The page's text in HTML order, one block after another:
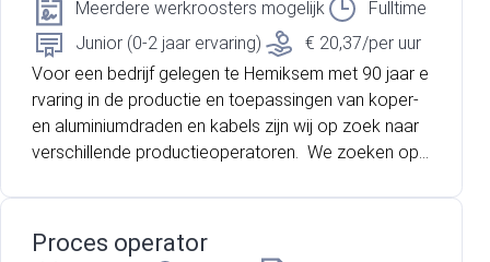
Meerdere werkroosters mogelijk
Fulltime
Junior (0-2 jaar ervaring)
€ 20,37/per uur
Voor een bedrijf gelegen te Hemiksem met 90 jaar e
rvaring in de productie en toepassingen van koper-
en aluminiumdraden en kabels zijn wij op zoek naar
verschillende productieoperatoren. We zoeken ope
zal werken met hoogspanningskabels. Deze afdeling
gaat op termijn naar een 5-ploegensysteem!
Proces operator